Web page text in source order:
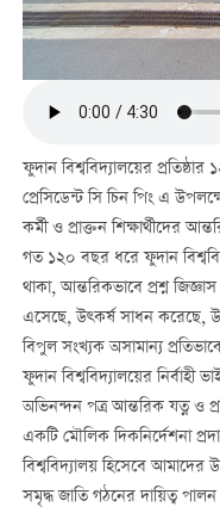
ফুদান বিশ্ববিদ্যালয়ের
প্রেসিডেন্ট সি চিন পিং এ
কর্মী ও প্রাক্তন শিক্ষার্থীদের
গত ১২০ বছর ধরে ফুদান
থাকা, আন্তরিকভাবে প্রশ্ন
এসেছে, উত্কর্ষ সাধন করেছে,
বিপুল সংখ্যক অসামান্য
ফুদান বিশ্ববিদ্যালয়ের নির্বাহী
অভিনন্দন পত্র আন্তরিক যত্ন ও
একটি মৌলিক দিকনির্দেশনা
বিশ্ববিদ্যালয় হিসেবে আমাদের
সমৃদ্ধ জাতি গঠনের দায়িত্ব